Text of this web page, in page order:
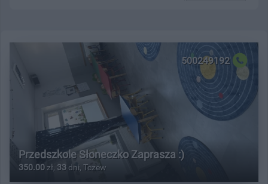
500249192
Przedszkole Słoneczko Zaprasza :)
350.00 zł, 33 dni, Tczew